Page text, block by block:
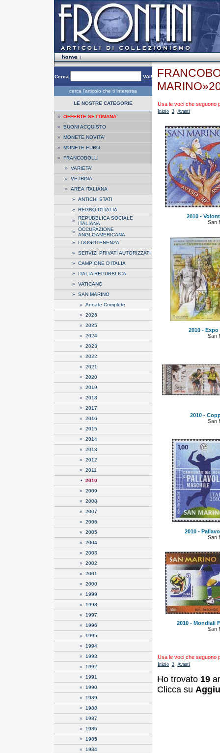
Cerca VAI!
cerca l'articolo che ti interessa
LE NOSTRE CATEGORIE
» OFFERTE SETTIMANA
» BUONI ACQUISTO
» MONETE NOVITA'
» MONETE EURO
» FRANCOBOLLI
» VARIETA'
» VETRINA
» AREA ITALIANA
» ANTICHI STATI
» REGNO D'ITALIA
» REPUBBLICA SOCIALE
ITALIANA
» OCCUPAZIONE
ANGLOAMERICANA
» LUOGOTENENZA
» SERVIZI PRIVATI AUTORIZZATI
» CAMPIONE D'ITALIA
» ITALIA REPUBBLICA
» VATICANO
» SAN MARINO
» Annate Complete
» 2026
» 2025
» 2024
» 2023
» 2022
» 2021
» 2020
» 2019
» 2018
» 2017
» 2016
» 2015
» 2014
» 2013
» 2012
» 2011
• 2010
» 2009
» 2008
» 2007
» 2006
» 2005
» 2004
» 2003
» 2002
» 2001
» 2000
» 1999
» 1998
» 1997
» 1996
» 1995
» 1994
» 1993
» 1992
» 1991
» 1990
» 1989
» 1988
» 1987
» 1986
» 1985
» 1984
Usa le voci che seguono
Inizio 2 Avanti
2010 -
San
2010 -
San
2010 -
San
2010 -
San
2010 - Mondiali
San
Usa le voci che seguono
Inizio 2 Avanti
Ho trovato 19
Clicca su